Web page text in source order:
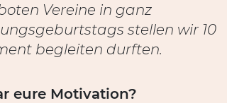
Vereine in ganz
stellen wir 10
begleiten durften.
eure Motivation?